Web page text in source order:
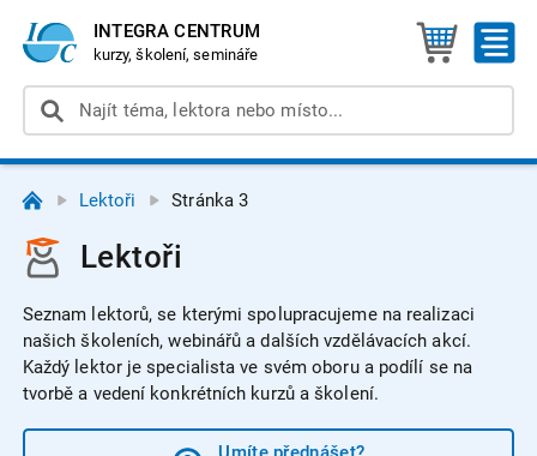
INTEGRA CENTRUM
kurzy, školení, semináře
Lektoři Stránka 3
Lektoři
Seznam lektorů, se kterými spolupracujeme na realizaci
našich školeních, webinářů a dalších vzdělávacích akcí.
Každý lektor je specialista ve svém oboru a podílí se na
tvorbě a vedení konkrétních kurzů a školení.